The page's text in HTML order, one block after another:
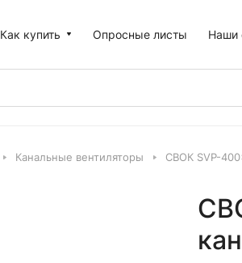
Как купить Опросные листы Наши
Канальные вентиляторы СВОК SVP-